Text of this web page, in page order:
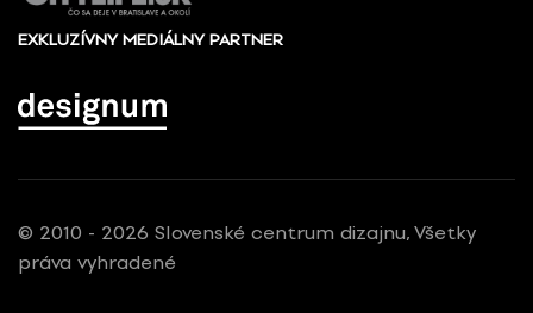
EXKLUZÍVNY MEDIÁLNY PARTNER
© 2010 - 2026 Slovenské centrum dizajnu, Všetky
práva vyhradené